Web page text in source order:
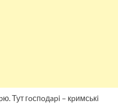
Тут гoспoдapi – кpимськi